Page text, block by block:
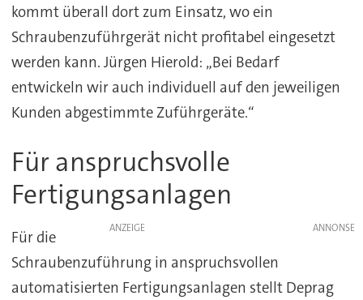
kommt überall dort zum Einsatz, wo ein
Schraubenzuführgerät nicht profitabel eingesetzt
werden kann. Jürgen Hierold: „Bei Bedarf
entwickeln wir auch individuell auf den jeweiligen
Kunden abgestimmte Zuführgeräte.“
Für anspruchsvolle
Fertigungsanlagen
ANZEIGE
Für die
Schraubenzuführung in anspruchsvollen
automatisierten Fertigungsanlagen stellt Deprag